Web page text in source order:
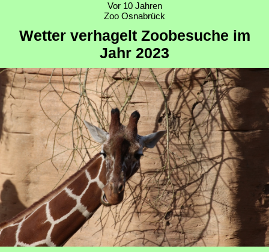
Vor 10 Jahren
Zoo Osnabrück
Wetter verhagelt Zoobesuche im
Jahr 2023